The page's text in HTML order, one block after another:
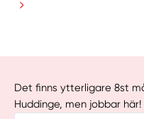
Det finns ytterligare 8st
Huddinge, men jobbar här!